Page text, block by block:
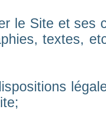
le Site et ses
textes,